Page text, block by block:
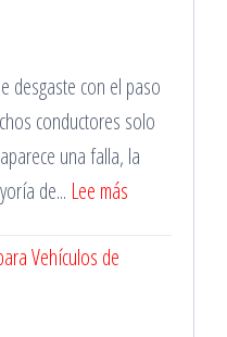
desgaste con el paso
conductores solo
una falla, la
de... Lee más
Vehículos de